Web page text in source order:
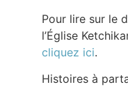
Pour lire sur le
l’Église
cliquez ici.
Histoires à